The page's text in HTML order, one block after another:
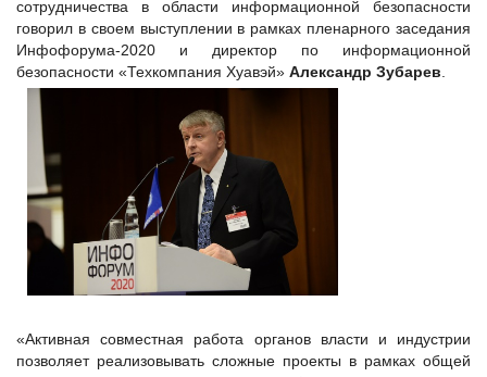
сотрудничества в области информационной безопасности
говорил в своем выступлении в рамках пленарного заседания
Инфофорума-2020 и директор по информационной
безопасности «Техкомпания Хуавэй» Александр Зубарев
«Активная совместная работа органов власти и индустрии
позволяет реализовывать сложные проекты в рамках общей